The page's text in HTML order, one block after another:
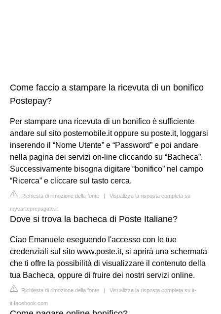
Come faccio a stampare la ricevuta di un bonifico
Postepay?
Per stampare una ricevuta di un bonifico è sufficiente
andare sul sito postemobile.it oppure su poste.it, loggarsi
inserendo il “Nome Utente” e “Password” e poi andare
nella pagina dei servizi on-line cliccando su “Bacheca”.
Successivamente bisogna digitare “bonifico” nel campo
“Ricerca” e cliccare sul tasto cerca.
Richiesta di rimozione della fonte | Visualizza la risposta completa su
mycarteprepagate.it
Dove si trova la bacheca di Poste Italiane?
Ciao Emanuele eseguendo l'accesso con le tue
credenziali sul sito www.poste.it, si aprirà una schermata
che ti offre la possibilità di visualizzare il contenuto della
tua Bacheca, oppure di fruire dei nostri servizi online.
Richiesta di rimozione della fonte | Visualizza la risposta completa su it-
it.facebook.com